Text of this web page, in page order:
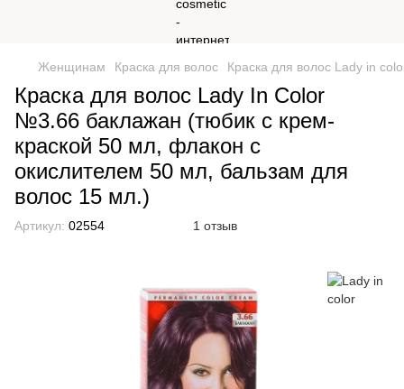
Женщинам Краска для волос Краска для волос Lady in
Краска для волос Lady In Сolor
№3.66 баклажан (тюбик с крем-
краской 50 мл, флакон с
окислителем 50 мл, бальзам для
волос 15 мл.)
Артикул: 02554 1 отзыв